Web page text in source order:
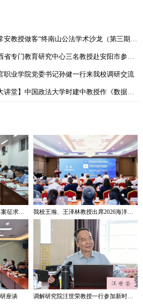
副校长常安教授做客“终南山公法学术沙龙（第三期）”
我校陕西省专门教育研究中心三名教授赴安阳市参加学术会议
职业学院党委书记孙健一行来我校调研交流
【长安大讲堂】中国政法大学时建中教授作《数据法治的若干前沿问题》专题讲座
《著作权法实施条例（修订草案征求意见稿）》专家研讨会在我校举办 我校王瀚、王泽林教授出席2026海洋治理与发展学术论坛
座谈 调解研究院汪世荣教授一行参加新时代“枫桥经验”与社会治理法治体系建设学术研讨会